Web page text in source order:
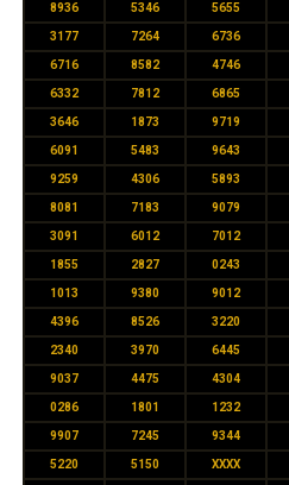
8936 5346 5655
3177 7264 6736
6716 8582 4746
6332 7812 6865
3646 1873 9719
6091 5483 9643
9259 4306 5893
8081 7183 9079
3091 6012 7012
1855 2827 0243
1013 9380 9012
4396 8526 3220
2340 3970 6445
9037 4475 4304
0286 1801 1232
9907 7245 9344
5220 5150 XXXX